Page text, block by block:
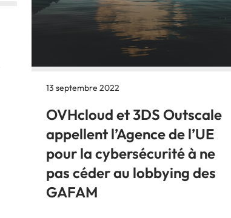
13 septembre 2022
OVHcloud et 3DS Outscale
appellent l’Agence de l’UE
pour la cybersécurité à ne
pas céder au lobbying des
GAFAM